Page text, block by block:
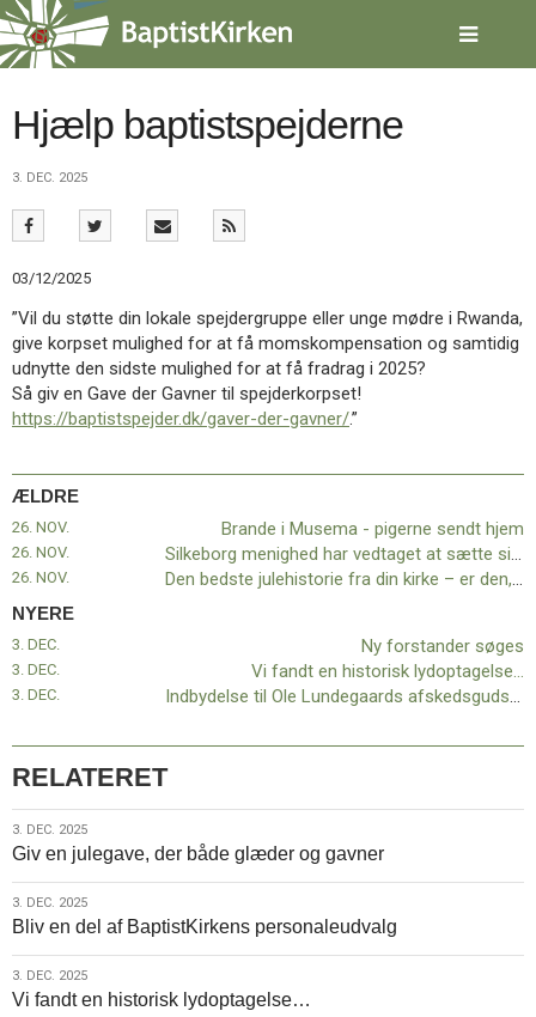
Spring
menu
over
gå
tilbage
forsiden
2.0:
Nyheder
3.0:
Kalender
4.0:
Inspiration
5.0:
Værktøjskassen
6.0:
Mission
7.0:
Om
9.0:
Forside
10.0:
Nyheder
11.0:
Kalender
12.0:
Inspiration
14.0:
Mission
15.0:
Om
BaptistKirken
16.0:
Kontakt
indlæg:
Ny
forstander
søgesForrige
indlæg:
Brande
Musema
pigerne
Hjælp baptistspejderne
3. DEC. 2025
03/12/2025
”Vil du støtte din lokale spejdergruppe eller unge mødre i Rwanda,
give korpset mulighed for at få momskompensation og samtidig
udnytte den sidste mulighed for at få fradrag i 2025?
Så giv en Gave der Gavner til spejderkorpset!
https://baptistspejder.dk/gaver-der-gavner/.”
ÆLDRE
26. NOV. Brande i Musema - pigerne sendt hjem
26. NOV. Silkeborg menighed har vedtaget at sætte sit kirkehus til salg
26. NOV. Den bedste julehistorie fra din kirke – er den, du deler med læserne på baptist.dk
NYERE
Ny forstander søges
3. DEC.
Vi fandt en historisk lydoptagelse…
3. DEC.
Indbydelse til Ole Lundegaards afskedsgudstjeneste
3. DEC.
RELATERET
3.
dec.
2025
3. DEC. 2025
Giv en julegave, der både glæder og gavner
3.
dec.
2025
3. DEC. 2025
Bliv en del af BaptistKirkens personaleudvalg
3.
dec.
3. DEC. 2025
Vi fandt en historisk lydoptagelse…